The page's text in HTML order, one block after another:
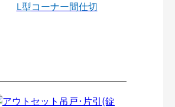
L型コーナー間仕切